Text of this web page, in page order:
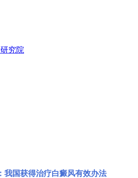
我国获得治疗白癜风有效办法